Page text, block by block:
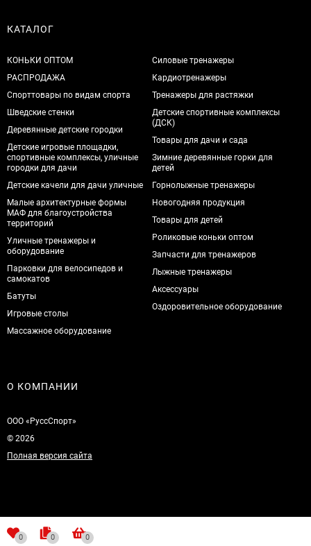
КАТАЛОГ
КОНЬКИ ОПТОМ
РАСПРОДАЖА
Спорттовары по видам спорта
Шведские стенки
Деревянные детские городки
Детские игровые площадки,
спортивные комплексы, уличные
городки для дачи
Детские качели для дачи уличные
Малые архитектурные формы
МАФ для благоустройства
территорий
Уличные тренажеры и
оборудование
Парковки для велосипедов и
самокатов
Батуты
Игровые столы
Массажное оборудование
Силовые тренажеры
Кардиотренажеры
Тренажеры для растяжки
Детские спортивные комплексы
(ДСК)
Товары для дачи и сада
Зимние деревянные горки для
детей
Горнолыжные тренажеры
Новогодняя продукция
Товары для детей
Роликовые коньки оптом
Запчасти для тренажеров
Лыжные тренажеры
Аксессуары
Оздоровительное оборудование
О КОМПАНИИ
ООО «РуссСпорт»
© 2026
Полная версия сайта
0 0 0